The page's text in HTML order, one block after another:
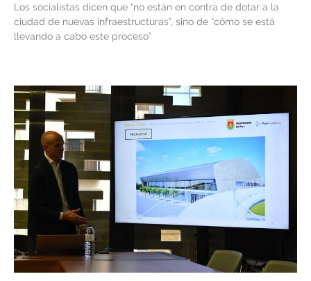
Los socialistas dicen que “no están en contra de dotar a la
ciudad de nuevas infraestructuras”, sino de “cómo se está
llevando a cabo este proceso”